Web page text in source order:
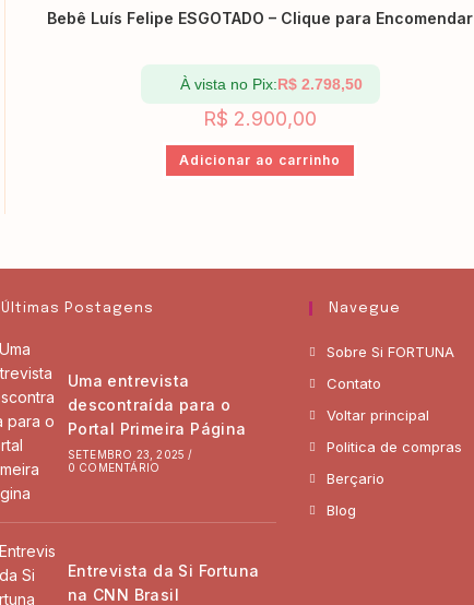
Bebê Luís Felipe ESGOTADO – Clique para Encomendar
À vista no Pix:R$2.798,50
R$ 2.900,00
Adicionar ao carrinho
Últimas Postagens
Uma entrevista
descontraída para o
Portal Primeira Página
SETEMBRO 23, 2025 /
0 COMENTÁRIO
Entrevista da Si Fortuna
na CNN Brasil
Navegue
Sobre Si FORTUNA
Contato
Voltar principal
Politica de compras
Berçario
Blog